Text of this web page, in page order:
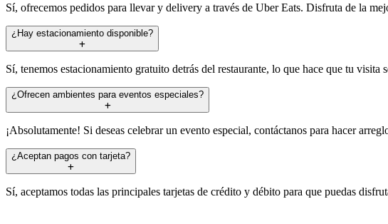
Sí, ofrecemos pedidos para llevar y delivery a través de Uber Eats. Disfruta de la
¿Hay estacionamiento disponible?
Sí, tenemos estacionamiento gratuito detrás del restaurante, lo que hace que tu visita
¿Ofrecen ambientes para eventos especiales?
¡Absolutamente! Si deseas celebrar un evento especial, contáctanos para hacer
¿Aceptan pagos con tarjeta?
Sí, aceptamos todas las principales tarjetas de crédito y débito para que puedas